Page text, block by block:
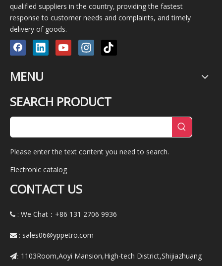
qualified suppliers in the country, providing the fastest
response to customer needs and complaints, and timely
delivery of goods.
MENU
SEARCH PRODUCT
Please enter the text content you need to search.
Electronic catalog
CONTACT US
 : We Chat：+86 131 2706 9936
 : sales06@yppetro.com
: 1103Room,Aoyi Mansion,High-tech District,Shijiazhuang